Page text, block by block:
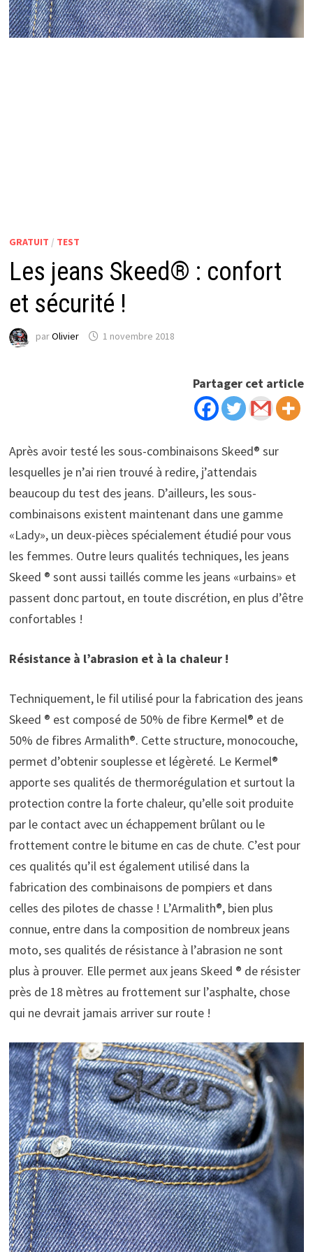
GRATUIT / TEST
Les jeans Skeed® : confort
et sécurité !
parOlivier 1 novembre 2018
Partager cet article
Après avoir testé les sous-combinaisons Skeed® sur
lesquelles je n’ai rien trouvé à redire, j’attendais
beaucoup du test des jeans. D’ailleurs, les sous-
combinaisons existent maintenant dans une gamme
«Lady», un deux-pièces spécialement étudié pour vous
les femmes. Outre leurs qualités techniques, les jeans
Skeed ® sont aussi taillés comme les jeans «urbains» et
passent donc partout, en toute discrétion, en plus d’être
confortables !
Résistance à l’abrasion et à la chaleur !
Techniquement, le fil utilisé pour la fabrication des jeans
Skeed ® est composé de 50% de fibre Kermel® et de
50% de fibres Armalith®. Cette structure, monocouche,
permet d’obtenir souplesse et légèreté. Le Kermel®
apporte ses qualités de thermorégulation et surtout la
protection contre la forte chaleur, qu’elle soit produite
par le contact avec un échappement brûlant ou le
frottement contre le bitume en cas de chute. C’est pour
ces qualités qu’il est également utilisé dans la
fabrication des combinaisons de pompiers et dans
celles des pilotes de chasse ! L’Armalith®, bien plus
connue, entre dans la composition de nombreux jeans
moto, ses qualités de résistance à l’abrasion ne sont
plus à prouver. Elle permet aux jeans Skeed ® de résister
près de 18 mètres au frottement sur l’asphalte, chose
qui ne devrait jamais arriver sur route !